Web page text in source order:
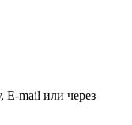
E-mail или через